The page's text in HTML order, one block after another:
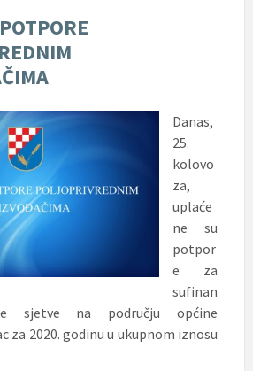
Danas,
25.
kolovo
za,
uplaće
ne su
potpor
e za
sufinan
sjetve na području općine
za 2020. godinu u ukupnom iznosu